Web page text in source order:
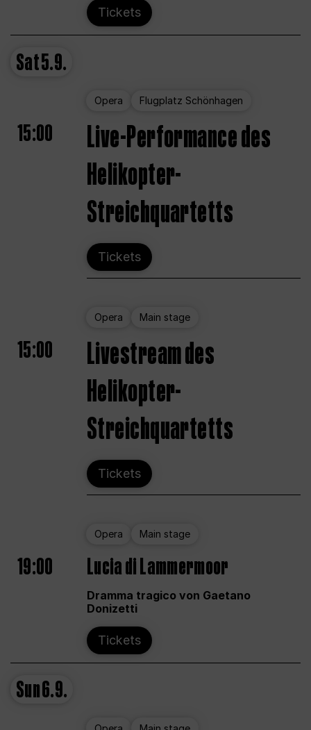
Tickets
Sat5.9.
Opera Flugplatz Schönhagen
15:00
Live-Performance des
Helikopter-
Streichquartetts
Tickets
Opera Main stage
15:00
Livestream des
Helikopter-
Streichquartetts
Tickets
Opera Main stage
19:00 Lucia di Lammermoor
Dramma tragico von Gaetano
Donizetti
Tickets
Sun6.9.